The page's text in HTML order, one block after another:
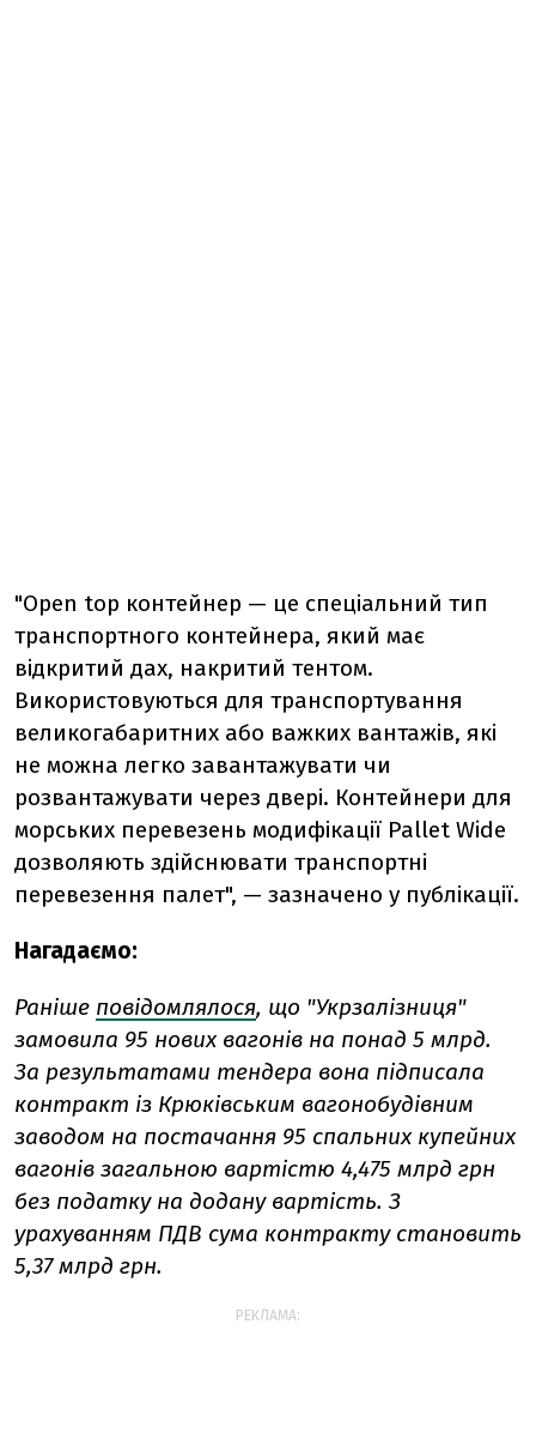
"Open top контейнер — це спеціальний тип
транспортного контейнера, який має
відкритий дах, накритий тентом.
Використовуються для транспортування
великогабаритних або важких вантажів, які
не можна легко завантажувати чи
розвантажувати через двері. Контейнери для
морських перевезень модифікації Pallet Wide
дозволяють здійснювати транспортні
перевезення палет", — зазначено у публікації.
Нагадаємо:
Раніше повідомлялося, що "Укрзалізниця"
замовила 95 нових вагонів на понад 5 млрд.
За результатами тендера вона підписала
контракт із Крюківським вагонобудівним
заводом на постачання 95 спальних купейних
вагонів загальною вартістю 4,475 млрд грн
без податку на додану вартість. З
урахуванням ПДВ сума контракту становить
5,37 млрд грн.
РЕКЛАМА: